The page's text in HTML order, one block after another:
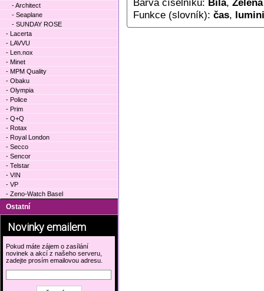
Barva číselníku: Bílá, Zelená
Funkce (slovník): čas,
- Architect
- Seaplane
- SUNDAY ROSE
- Lacerta
- LAVVU
- Len.nox
- Minet
- MPM Quality
- Obaku
- Olympia
- Police
- Prim
- Q+Q
- Rotax
- Royal London
- Secco
- Sencor
- Telstar
- VIN
- VP
- Zeno-Watch Basel
Ostatní
Novinky emailem
Pokud máte zájem o zasílání
novinek a akcí z našeho serveru,
zadejte prosím emailovou adresu.